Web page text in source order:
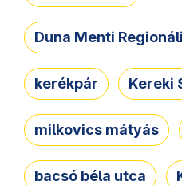
Duna Menti
kerékpár Kereki
milkovics mátyás
bacsó béla utca